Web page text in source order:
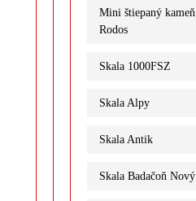
Mini štiepaný kameň
Rodos
Skala 1000FSZ
Skala Alpy
Skala Antik
Skala Badačoň Nový